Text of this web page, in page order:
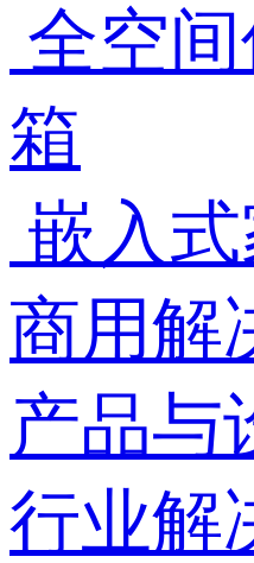
全空
箱
嵌入
商用解
产品与
行业解